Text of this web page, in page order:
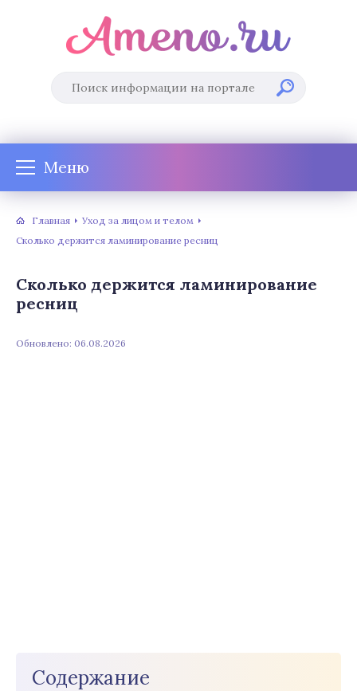
Меню
Главная
Уход за лицом и телом
Сколько держится ламинирование ресниц
Сколько держится ламинирование
ресниц
Обновлено: 06.08.2026
Содержание